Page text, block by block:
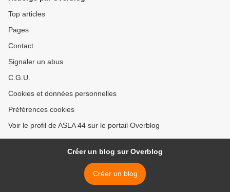
Top articles
Pages
Contact
Signaler un abus
C.G.U.
Cookies et données personnelles
Préférences cookies
Voir le profil de ASLA 44 sur le portail Overblog
Créer un blog sur Overblog
Créer un blog